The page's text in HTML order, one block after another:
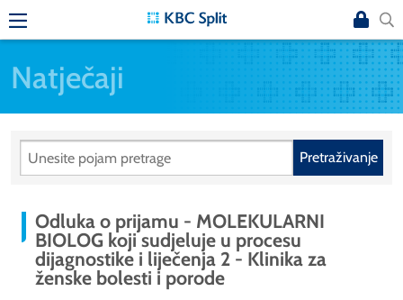
Natječaji
Pretraživanje
Odluka o prijamu - MOLEKULARNI
BIOLOG koji sudjeluje u procesu
dijagnostike i liječenja 2 - Klinika za
ženske bolesti i porode